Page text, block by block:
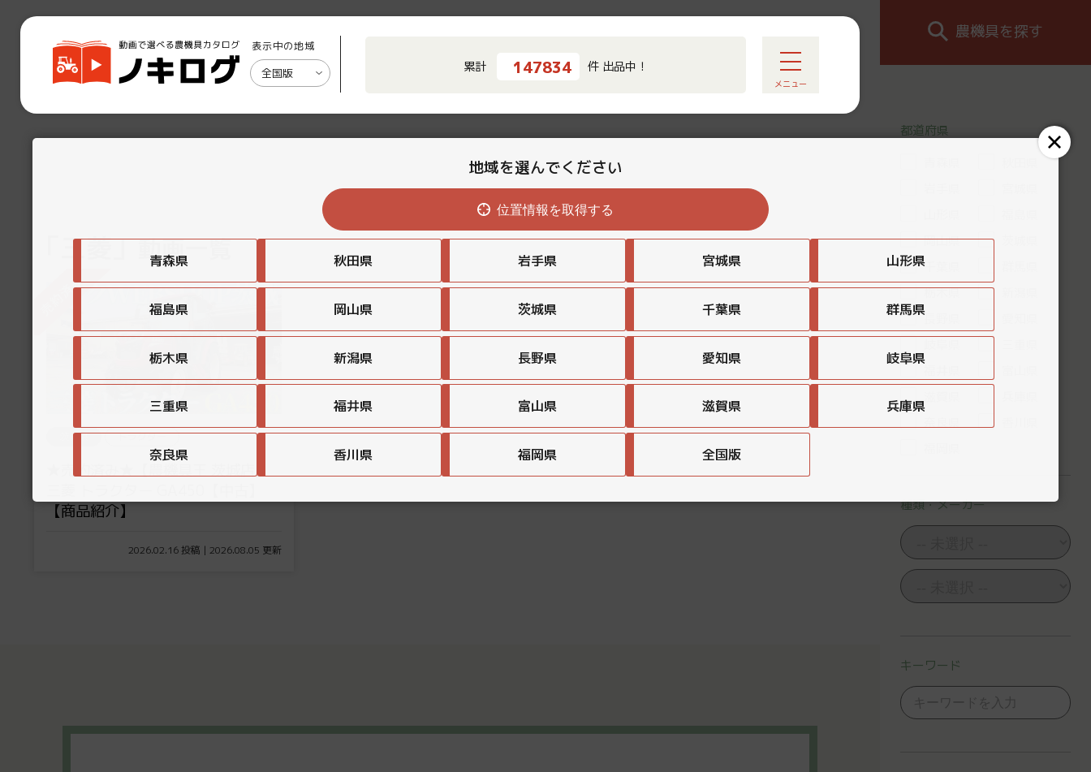
表示中の地域
全国版 累計 147834 件 出品中！
メニュー
「三菱」動画一覧
茨城県 トラクター
★売約済み★【農機具王 茨城店】
【商品紹介】
2026.02.16 投稿 | 2026.08.05 更新
農機具を探す
都道府県
岡山県
千葉県
栃木県
長野県
種類・メーカー
キーワード
地域を選んでください
位置情報を取得する
青森県 秋田県 岩手県 宮城県 山形県
福島県 岡山県 茨城県 千葉県 群馬県
栃木県 新潟県 長野県 愛知県 岐阜県
三重県 福井県 富山県 滋賀県 兵庫県
奈良県 香川県 福岡県 全国版